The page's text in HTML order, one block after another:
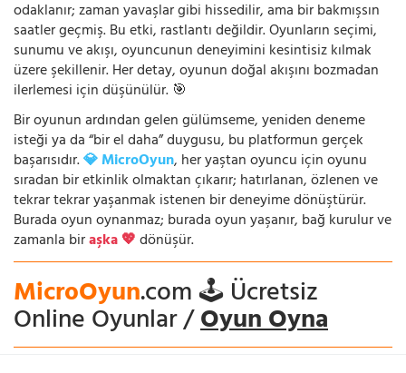
odaklanır; zaman yavaşlar gibi hissedilir, ama bir bakmışsın
saatler geçmiş. Bu etki, rastlantı değildir. Oyunların seçimi,
sunumu ve akışı, oyuncunun deneyimini kesintisiz kılmak
üzere şekillenir. Her detay, oyunun doğal akışını bozmadan
ilerlemesi için düşünülür. 🎯
Bir oyunun ardından gelen gülümseme, yeniden deneme
isteği ya da “bir el daha” duygusu, bu platformun gerçek
başarısıdır.💎 MicroOyun, her yaştan oyuncu için oyunu
sıradan bir etkinlik olmaktan çıkarır; hatırlanan, özlenen ve
tekrar tekrar yaşanmak istenen bir deneyime dönüştürür.
Burada oyun oynanmaz; burada oyun yaşanır, bağ kurulur ve
zamanla biraşka 💖dönüşür.
MicroOyun.com 🕹️ Ücretsiz
Online Oyunlar /Oyun Oyna